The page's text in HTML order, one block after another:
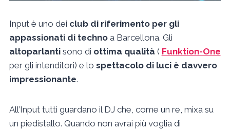
Input è uno dei club di riferimento per gli
appassionati di technoa Barcellona. Gli
altoparlantisono di ottima qualità ( Funktion-One
per gli intenditori) e lo spettacolo di luci è davvero
impressionante.
All’Input tutti guardano il DJ che, come un re, mixa su
un piedistallo. Quando non avrai più voglia di